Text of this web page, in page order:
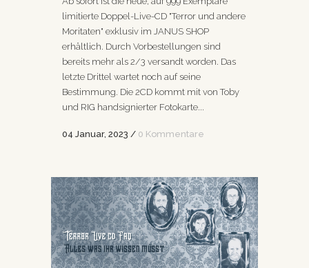
limitierte Doppel-Live-CD "Terror und andere
Moritaten" exklusiv im JANUS SHOP
erhältlich. Durch Vorbestellungen sind
bereits mehr als 2/3 versandt worden. Das
letzte Drittel wartet noch auf seine
Bestimmung. Die 2CD kommt mit von Toby
und RIG handsignierter Fotokarte...
04 Januar, 2023 / 0 Kommentare